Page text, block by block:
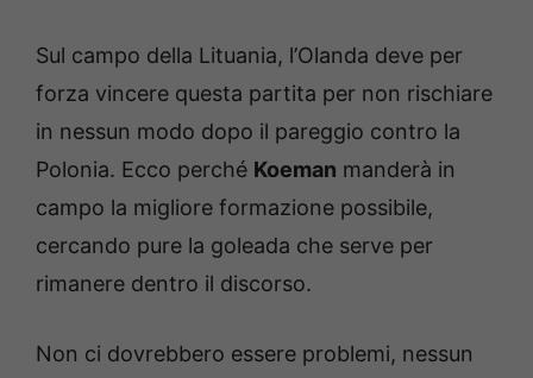
Sul campo della Lituania, l’Olanda deve per
forza vincere questa partita per non rischiare
in nessun modo dopo il pareggio contro la
Polonia. Ecco perché Koeman manderà in
campo la migliore formazione possibile,
cercando pure la goleada che serve per
rimanere dentro il discorso.
Non ci dovrebbero essere problemi, nessun